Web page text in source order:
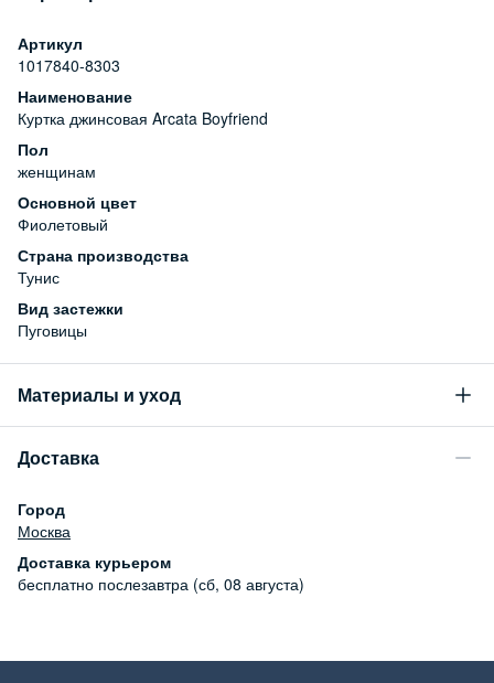
Артикул
1017840-8303
Наименование
Куртка джинсовая Arcata Boyfriend
Пол
женщинам
Основной цвет
Фиолетовый
Страна производства
Тунис
Вид застежки
Пуговицы
Материалы и уход
99% хлопок, 1% эластан
Бережная стирка при температуре не более 30С, химчистка
запрещена, отбеливание запрещено, машинная сушка
запрещена
Доставка
Город
Москва
Доставка курьером
бесплатно послезавтра (сб, 08 августа)